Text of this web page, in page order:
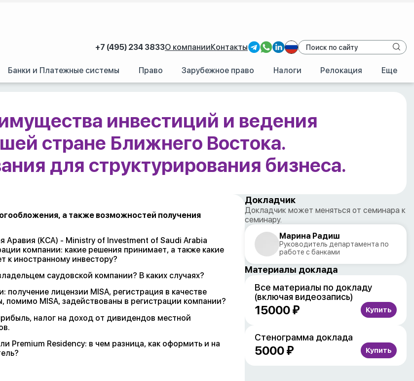
+7 (495) 234 3833О компанииКонтакты
Банки и Платежные системы Право Зарубежное право Налоги Релокация Еще
/Саудовская Аравия: преимущества инвестиций и ведения деятельности в крупнейшей стране Ближнего Востока.
инвестиций и ведения
стране Ближнего Востока.
для структурирования бизнеса.
а также возможностей получения
Аравия (КСА) - Ministry of Investment of Saudi Arabia
компании: какие решения принимает, а также какие
к иностранному инвестору?
саудовской компании? В каких случаях?
лицензии MISA, регистрация в качестве
помимо MISA, задействованы в регистрации компании?
налог на доход от дивидендов местной
Premium Residency: в чем разница, как оформить и на
Докладчик
Докладчик может меняться от семинара к
семинару.
Марина Радиш
Руководитель департамента по
работе с банками
Материалы доклада
Все материалы по докладу
(включая видеозапись)
15000 ₽
Стенограмма доклада
5000 ₽